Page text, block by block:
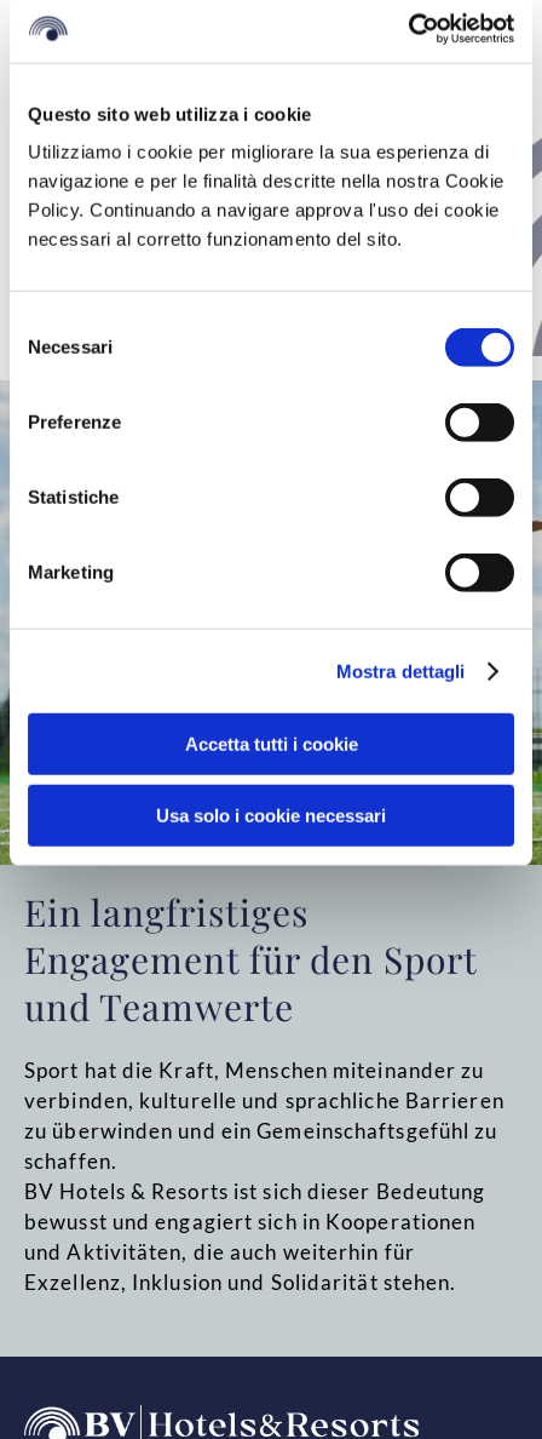
Questo sito web utilizza i cookie
Utilizziamo i cookie per migliorare la sua esperienza di
navigazione e per le finalità descritte nella nostra Cookie
Policy. Continuando a navigare approva l'uso dei cookie
necessari al corretto funzionamento del sito.
delNecessari
Preferenze
Statistiche
Marketing
Mostra dettagli
Accetta tutti i cookie
Usa solo i cookie necessari
Entspannung und Training
Kalabriens hervor und bietet eine breite Palette an
Aktivitäten für alle Liebhaber, die sich für einen Mix
aus Entspannung und Unbeschwertheit, Training und
Ein langfristiges
Engagement für den Sport
und Teamwerte
Sport hat die Kraft, Menschen miteinander zu
verbinden, kulturelle und sprachliche Barrieren
zu überwinden und ein Gemeinschaftsgefühl zu
schaffen.
BV Hotels & Resorts ist sich dieser Bedeutung
bewusst und engagiert sich in Kooperationen
und Aktivitäten, die auch weiterhin für
Exzellenz, Inklusion und Solidarität stehen.